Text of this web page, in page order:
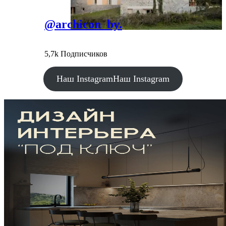
@archicon_by.
5,7k Подписчиков
Наш InstagramНаш Instagram